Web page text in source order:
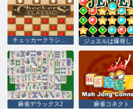
チェッカークラシック
麻雀デラックス2 麻雀コネクト